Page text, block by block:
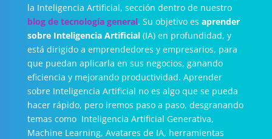
la Inteligencia Artificial, sección dentro de nuestro
blog de tecnologíageneral. Su objetivo es aprender
sobre Inteligencia Artificial(IA) en profundidad, y
está dirigido a emprendedores y empresarios, para
que puedan aplicarla en sus negocios, ganando
eficiencia y mejorando productividad. Aprender
sobre Inteligencia Artificial no es algo que se pueda
hacer rápido, pero iremos paso a paso, desgranando
temas como Inteligencia Artificial Generativa,
Machine Learning, Avatares de IA, herramientas